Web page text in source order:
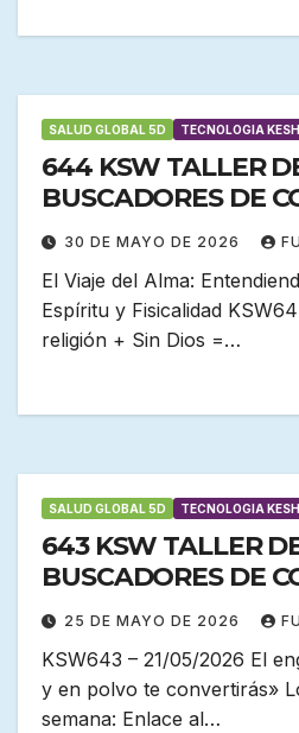
SALUD GLOBAL 5D TECNOLOGIA
644 KSW TALLER
BUSCADORES DE
30 DE MAYO DE 2026
El Viaje del Alma:
Espíritu y Fisicalidad
religión + Sin Dios =…
SALUD GLOBAL 5D TECNOLOGIA
643 KSW TALLER
BUSCADORES DE
25 DE MAYO DE 2026
KSW643 – 21/05/2026 El
y en polvo te convertirás»
semana: Enlace al…